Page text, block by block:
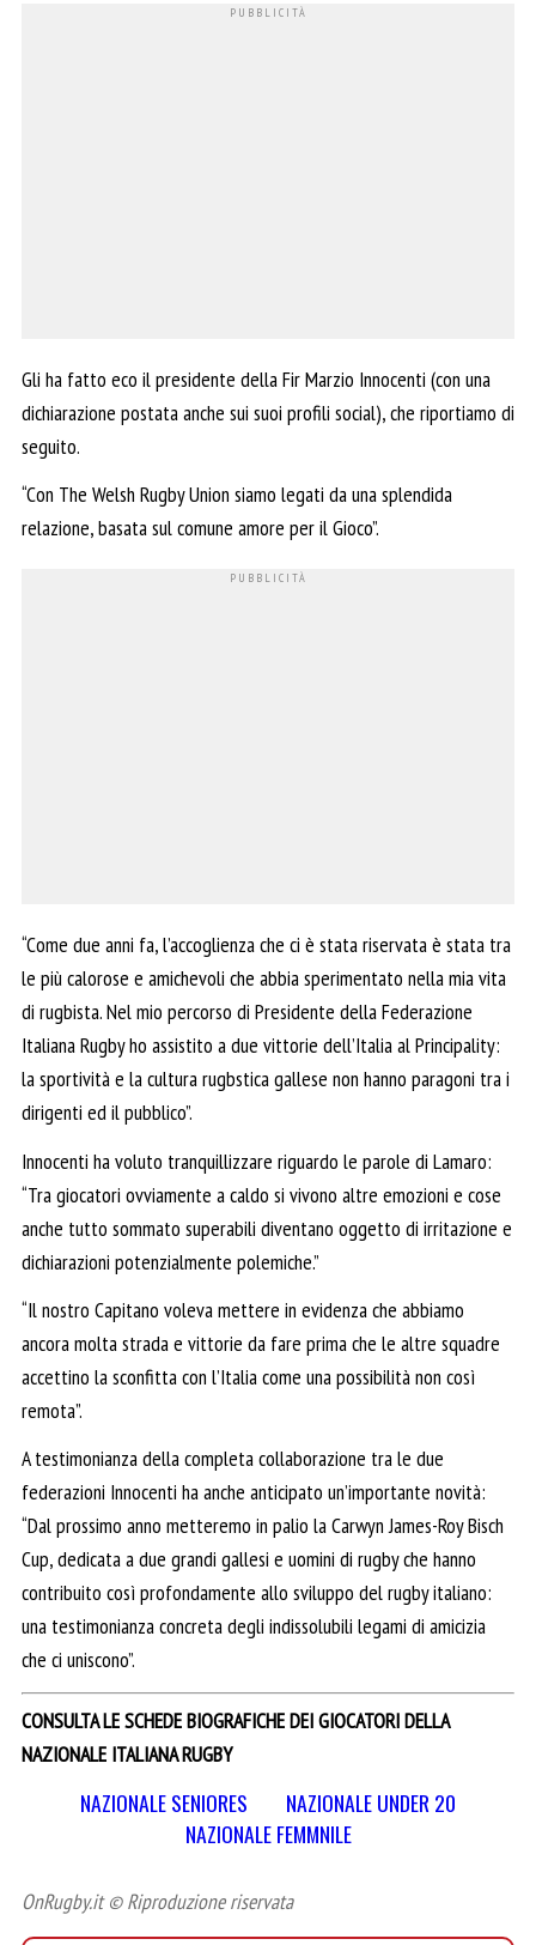
Gli ha fatto eco il presidente della Fir Marzio Innocenti (con una
dichiarazione postata anche sui suoi profili social), che riportiamo di
seguito.
“Con The Welsh Rugby Union siamo legati da una splendida
relazione, basata sul comune amore per il Gioco”.
“Come due anni fa, l’accoglienza che ci è stata riservata è stata tra
le più calorose e amichevoli che abbia sperimentato nella mia vita
di rugbista. Nel mio percorso di Presidente della Federazione
Italiana Rugby ho assistito a due vittorie dell’Italia al Principality:
la sportività e la cultura rugbstica gallese non hanno paragoni tra i
dirigenti ed il pubblico”.
Innocenti ha voluto tranquillizzare riguardo le parole di Lamaro:
“Tra giocatori ovviamente a caldo si vivono altre emozioni e cose
anche tutto sommato superabili diventano oggetto di irritazione e
dichiarazioni potenzialmente polemiche.”
“Il nostro Capitano voleva mettere in evidenza che abbiamo
ancora molta strada e vittorie da fare prima che le altre squadre
accettino la sconfitta con l’Italia come una possibilità non così
remota”.
A testimonianza della completa collaborazione tra le due
federazioni Innocenti ha anche anticipato un’importante novità:
“Dal prossimo anno metteremo in palio la Carwyn James-Roy Bisch
Cup, dedicata a due grandi gallesi e uomini di rugby che hanno
contribuito così profondamente allo sviluppo del rugby italiano:
una testimonianza concreta degli indissolubili legami di amicizia
che ci uniscono”.
CONSULTA LE SCHEDE BIOGRAFICHE DEI GIOCATORI DELLA
NAZIONALE ITALIANA RUGBY
NAZIONALE SENIORES
NAZIONALE UNDER 20
NAZIONALE FEMMNILE
OnRugby.it © Riproduzione riservata